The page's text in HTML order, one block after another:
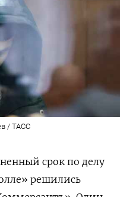
/ ТАСС
срок по делу
решились